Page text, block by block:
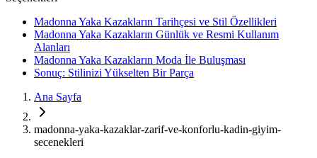
Madonna Yaka Kazakların Tarihçesi ve Stil Özellikleri
Madonna Yaka Kazakların Günlük ve Resmi Kullanım
Alanları
Madonna Yaka Kazakların Moda İle Buluşması
Sonuç: Stilinizi Yükselten Bir Parça
Ana Sayfa
madonna-yaka-kazaklar-zarif-ve-konforlu-kadin-giyim-
secenekleri